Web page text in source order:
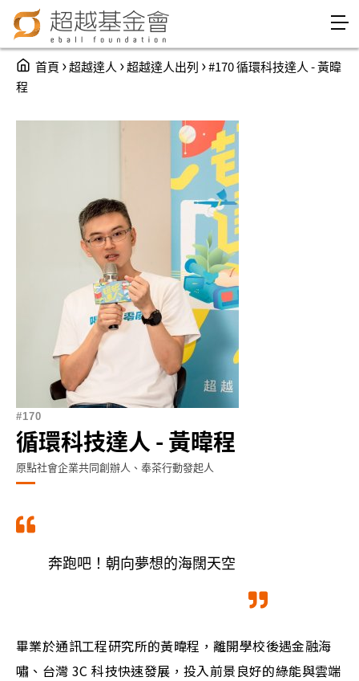
Jump to Navigation
Jump to Main content
You are here
首頁 ›超越達人 ›超越達人出列 ›#170 循環科技達人 - 黃暐
程
170
循環科技達人 - 黃暐程
原點社會企業共同創辦人、奉茶行動發起人
奔跑吧！朝向夢想的海闊天空
畢業於通訊工程研究所的黃暐程，離開學校後遇金融海
嘯、台灣 3C 科技快速發展，投入前景良好的綠能與雲端